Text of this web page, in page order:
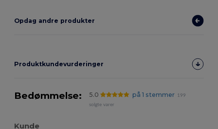
Opdag andre produkter
Produktkundevurderinger
Bedømmelse: 5.0 på 1 stemmer
199
solgte varer
Kunde